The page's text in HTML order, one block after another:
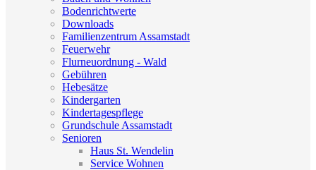
Bodenrichtwerte
Downloads
Familienzentrum Assamstadt
Feuerwehr
Flurneuordnung - Wald
Gebühren
Hebesätze
Kindergarten
Kindertagespflege
Grundschule Assamstadt
Senioren
Haus St. Wendelin
Service Wohnen